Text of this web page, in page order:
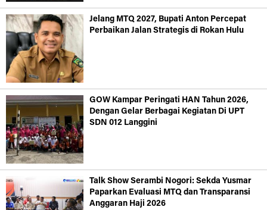
Jelang MTQ 2027, Bupati Anton Percepat
Perbaikan Jalan Strategis di Rokan Hulu
GOW Kampar Peringati HAN Tahun 2026,
Dengan Gelar Berbagai Kegiatan Di UPT
SDN 012 Langgini
Talk Show Serambi Nogori: Sekda Yusmar
Paparkan Evaluasi MTQ dan Transparansi
Anggaran Haji 2026